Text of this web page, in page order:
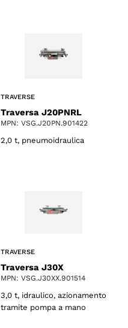
TRAVERSE
Traversa J20PNRL
MPN: VSG.J20PN.901422
2,0 t, pneumoidraulica
TRAVERSE
Traversa J30X
MPN: VSG.J30XX.901514
3,0 t, idraulico, azionamento
tramite pompa a mano